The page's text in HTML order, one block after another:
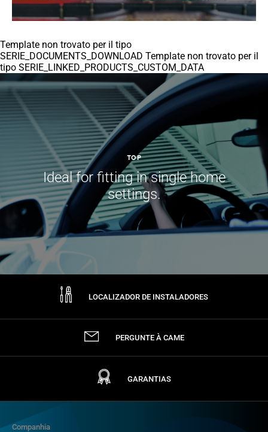
Template non trovato per il tipo
SERIE_DOCUMENTS_DOWNLOAD Template non trovato per il
tipo SERIE_LINKED_PRODUCTS_CUSTOM_DATA
TOP
Ideal for fitting in single home
settings.
LOCALIZADOR DE INSTALADORES
PERGUNTE À CAME
GARANTIAS
Companhia